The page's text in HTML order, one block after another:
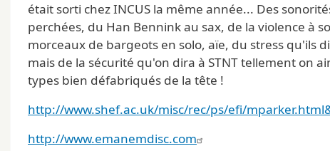
était sorti chez INCUS la même année... Des
perchées, du Han Bennink au sax, de la violence à
morceaux de bargeots en solo, aïe, du stress qu'ils
mais de la sécurité qu'on dira à STNT tellement on
types bien défabriqués de la tête !
http://www.shef.ac.uk/misc/rec/ps/efi/
http://www.emanemdisc.com